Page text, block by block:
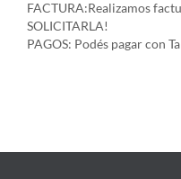
FACTURA:Realizamos
SOLICITARLA!
PAGOS: Podés pagar con